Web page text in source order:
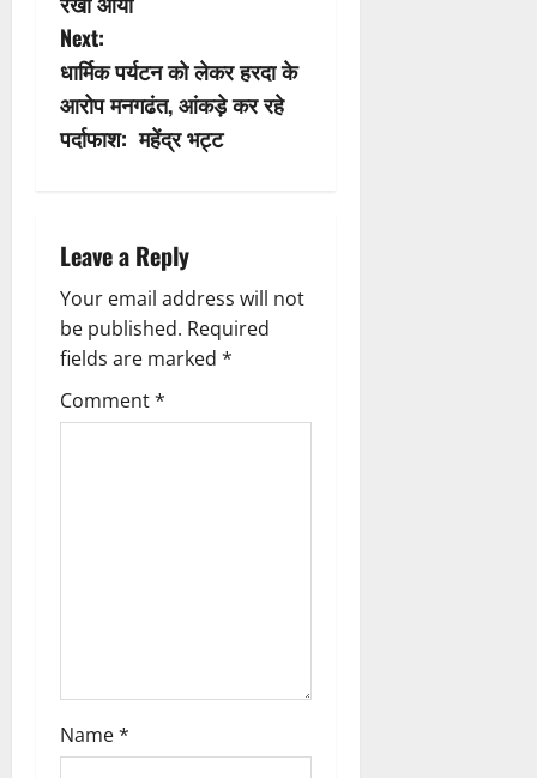
t
n
a
i
g
a
t
Next:
धार्मिक पर्यटन को लेकर हरदा के
आरोप मनगढंत, आंकड़े कर रहे
पर्दाफाश: महेंद्र भट्ट
Leave a Reply
Your email address will not
be published. Required
fields are marked *
Comment*
Name*